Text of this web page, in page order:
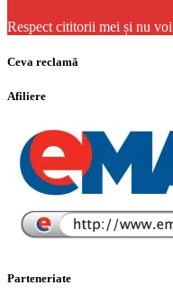
Respect cititorii mei și nu
Ceva reclamă
Afiliere
Parteneriate